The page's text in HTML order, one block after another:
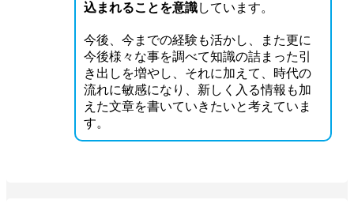
込まれることを意識しています。
今後、今までの経験も活かし、また更に
今後様々な事を調べて知識の詰まった引
き出しを増やし、それに加えて、時代の
流れに敏感になり、新しく入る情報も加
えた文章を書いていきたいと考えていま
す。